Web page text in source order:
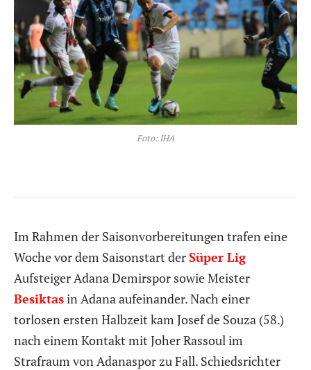
Foto: IHA
Im Rahmen der Saisonvorbereitungen trafen eine
Woche vor dem Saisonstart derSüper Lig
Aufsteiger Adana Demirspor sowie Meister
Besiktasin Adana aufeinander. Nach einer
torlosen ersten Halbzeit kam Josef de Souza (58.)
nach einem Kontakt mit Joher Rassoul im
Strafraum von Adanaspor zu Fall. Schiedsrichter